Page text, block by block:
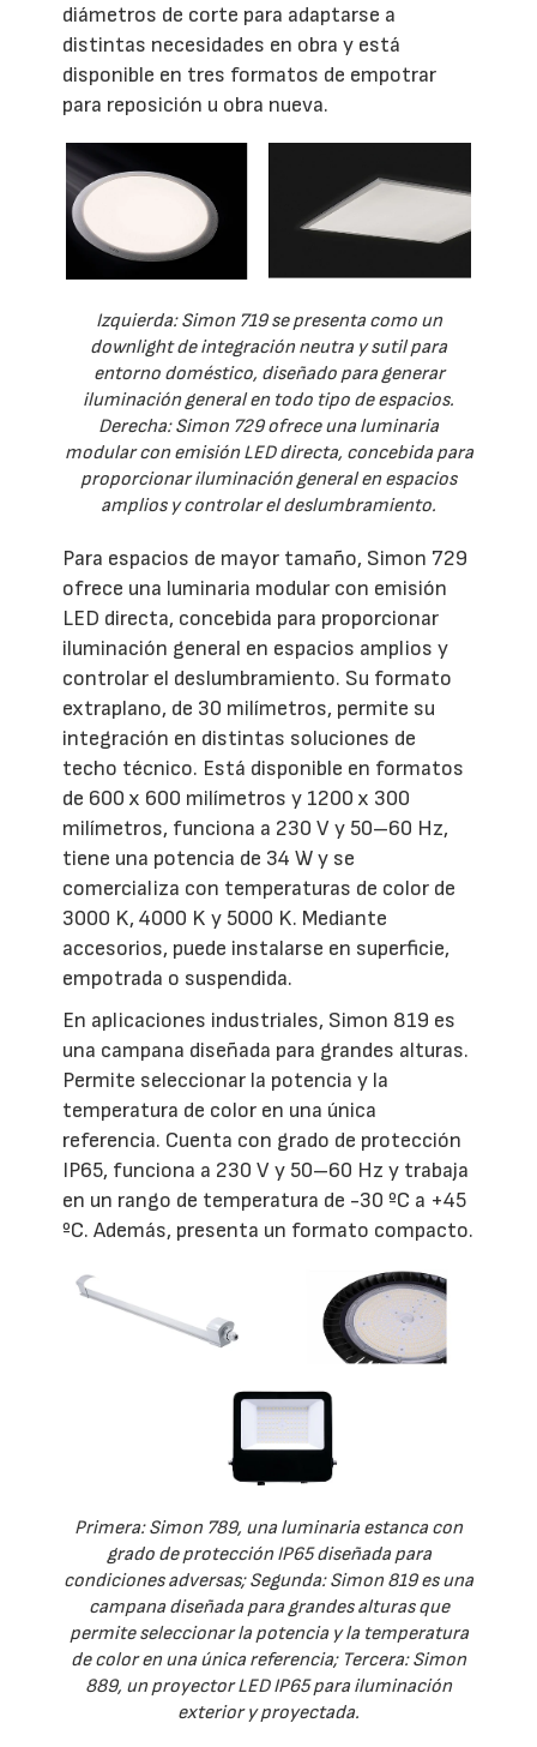
diámetros de corte para adaptarse a
distintas necesidades en obra y está
disponible en tres formatos de empotrar
para reposición u obra nueva.
Izquierda: Simon 719 se presenta como un
downlight de integración neutra y sutil para
entorno doméstico, diseñado para generar
iluminación general en todo tipo de espacios.
Derecha: Simon 729 ofrece una luminaria
modular con emisión LED directa, concebida para
proporcionar iluminación general en espacios
amplios y controlar el deslumbramiento.
Para espacios de mayor tamaño, Simon 729
ofrece una luminaria modular con emisión
LED directa, concebida para proporcionar
iluminación general en espacios amplios y
controlar el deslumbramiento. Su formato
extraplano, de 30 milímetros, permite su
integración en distintas soluciones de
techo técnico. Está disponible en formatos
de 600 x 600 milímetros y 1200 x 300
milímetros, funciona a 230 V y 50–60 Hz,
tiene una potencia de 34 W y se
comercializa con temperaturas de color de
3000 K, 4000 K y 5000 K. Mediante
accesorios, puede instalarse en superficie,
empotrada o suspendida.
En aplicaciones industriales, Simon 819 es
una campana diseñada para grandes alturas.
Permite seleccionar la potencia y la
temperatura de color en una única
referencia. Cuenta con grado de protección
IP65, funciona a 230 V y 50–60 Hz y trabaja
en un rango de temperatura de -30 ºC a +45
ºC. Además, presenta un formato compacto.
Primera: Simon 789, una luminaria estanca con
grado de protección IP65 diseñada para
condiciones adversas; Segunda: Simon 819 es una
campana diseñada para grandes alturas que
permite seleccionar la potencia y la temperatura
de color en una única referencia; Tercera: Simon
889, un proyector LED IP65 para iluminación
exterior y proyectada.